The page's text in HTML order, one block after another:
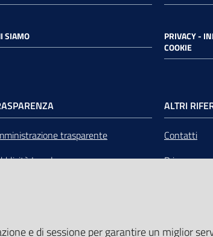
SIAMO
PRIVACY -
COOKIE
trasparente
Legale
ALTRI
Contatti
Privacy
e di sessione per garantire un miglior